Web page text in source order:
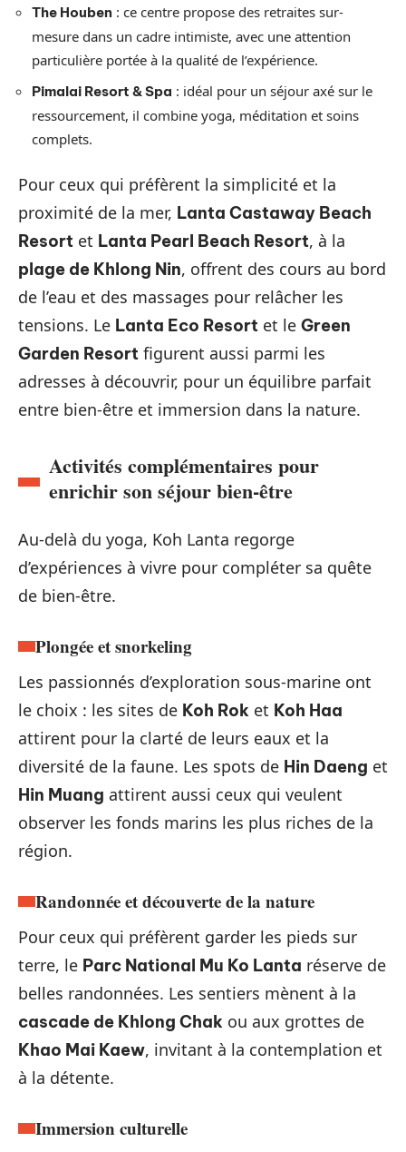
The Houben : ce centre propose des retraites sur-
mesure dans un cadre intimiste, avec une attention
particulière portée à la qualité de l’expérience.
Pimalai Resort & Spa : idéal pour un séjour axé sur le
ressourcement, il combine yoga, méditation et soins
complets.
Pour ceux qui préfèrent la simplicité et la
proximité de la mer, Lanta Castaway Beach
Resort et Lanta Pearl Beach Resort, à la
plage de Khlong Nin, offrent des cours au bord
de l’eau et des massages pour relâcher les
tensions. Le Lanta Eco Resort et le Green
Garden Resort figurent aussi parmi les
adresses à découvrir, pour un équilibre parfait
entre bien-être et immersion dans la nature.
Activités complémentaires pour
enrichir son séjour bien-être
Au-delà du yoga, Koh Lanta regorge
d’expériences à vivre pour compléter sa quête
de bien-être.
Plongée et snorkeling
Les passionnés d’exploration sous-marine ont
le choix : les sites de Koh Rok et Koh Haa
attirent pour la clarté de leurs eaux et la
diversité de la faune. Les spots de Hin Daeng et
Hin Muang attirent aussi ceux qui veulent
observer les fonds marins les plus riches de la
région.
Randonnée et découverte de la nature
Pour ceux qui préfèrent garder les pieds sur
terre, le Parc National Mu Ko Lanta réserve de
belles randonnées. Les sentiers mènent à la
cascade de Khlong Chak ou aux grottes de
Khao Mai Kaew, invitant à la contemplation et
à la détente.
Immersion culturelle